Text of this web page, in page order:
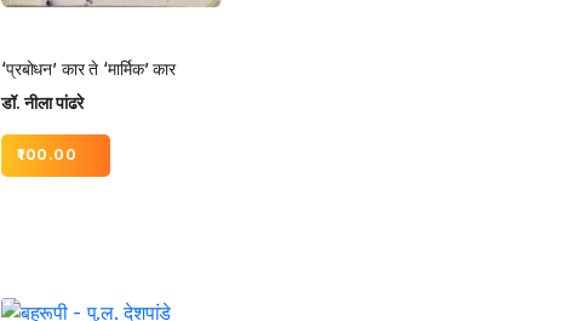
‘प्रबोधन’ कार ते ‘मार्मिक’ कार
डॉ. नीला पांढरे
100.00